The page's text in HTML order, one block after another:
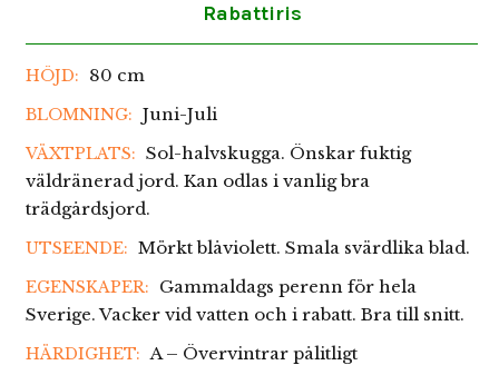
Rabattiris
HÖJD: 80 cm
BLOMNING: Juni-Juli
VÄXTPLATS: Sol-halvskugga. Önskar fuktig
väldränerad jord. Kan odlas i vanlig bra
trädgårdsjord.
UTSEENDE: Mörkt blåviolett. Smala svärdlika blad.
EGENSKAPER:
Gammaldags perenn för hela
Sverige. Vacker vid vatten och i rabatt. Bra till snitt.
HÄRDIGHET: A – Övervintrar pålitligt